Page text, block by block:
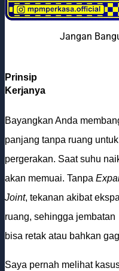
Jangan
Prinsip
Kerjanya
Bayangkan Anda
panjang tanpa ruang untuk
pergerakan. Saat suhu
akan memuai. Tanpa
Joint, tekanan akibat
ruang, sehingga jembatan
bisa retak atau bahkan
Saya pernah melihat